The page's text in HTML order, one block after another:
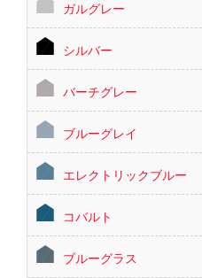
ガルグレー
シルバー
バーチグレー
ブルーグレイ
エレクトリックブルー
コバルト
ブルーグラス